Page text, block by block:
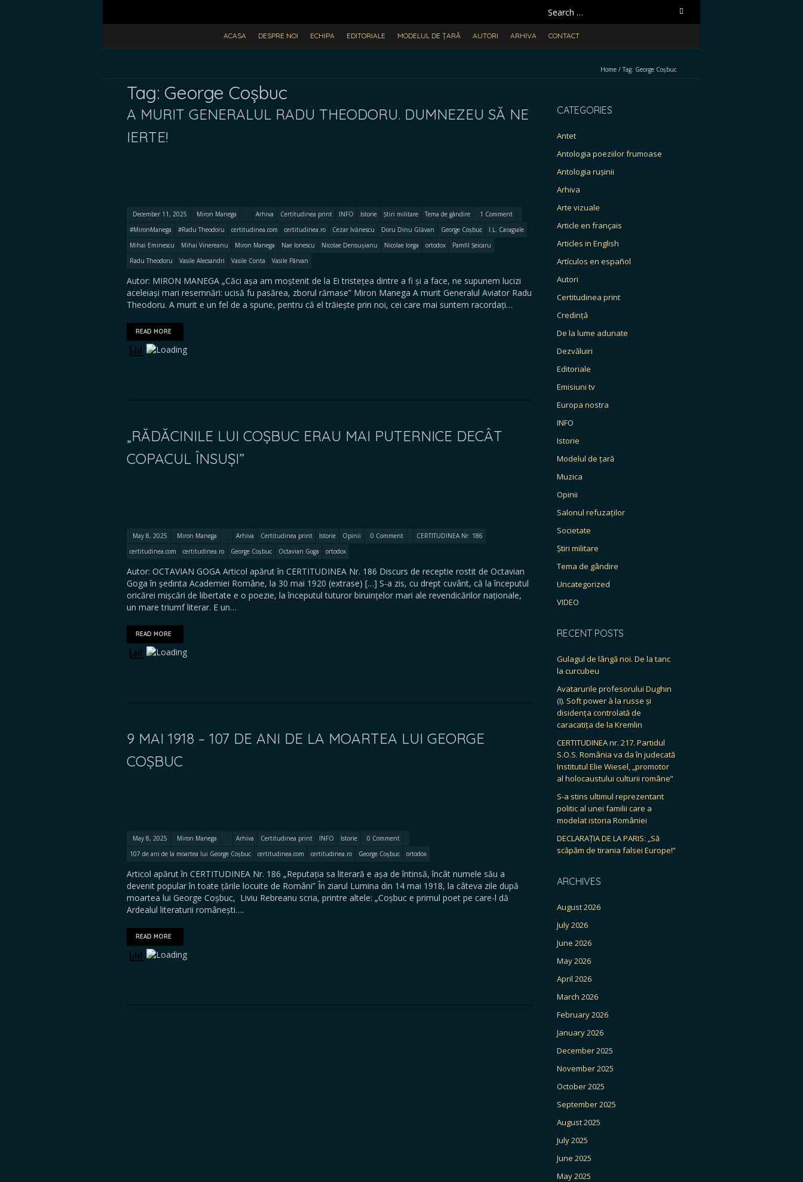
Search
for:
ACASA DESPRE NOI ECHIPA EDITORIALE MODELUL DE ȚARĂ AUTORI ARHIVA CONTACT
Home / Tag: George Coșbuc
Tag: George Coșbuc
A MURIT GENERALUL RADU THEODORU. DUMNEZEU SĂ NE
IERTE!
December 11, 2025 Miron Manega Arhiva Certitudinea print INFO Istorie Știri militare Tema de gândire
1 Comment
#MironManega
#Radu Theodoru certitudinea.com certitudinea.ro Cezar Ivănescu Doru Dinu Glăvan George Coșbuc
I.L. Caragiale
Mihai Eminescu
Mihai Vinereanu Miron Manega Nae Ionescu Nicolae Densușianu Nicolae Iorga ortodox
Pamfil Șeicaru
Radu Theodoru
Vasile Alecsandri Vasile Conta Vasile Pârvan
Autor: MIRON MANEGA „Căci așa am moștenit de la Ei tristețea dintre a fi și a face, ne supunem lucizi
aceleiași mari resemnări: ucisă fu pasărea, zborul rămase” Miron Manega A murit Generalul Aviator Radu
Theodoru. A murit e un fel de a spune, pentru că el trăiește prin noi, cei care mai suntem racordați…
READ MORE
„RĂDĂCINILE LUI COȘBUC ERAU MAI PUTERNICE DECÂT
COPACUL ÎNSUȘI”
May 8, 2025 Miron Manega Arhiva Certitudinea print Istorie Opinii 0 Comment
CERTITUDINEA Nr. 186
certitudinea.com
certitudinea.ro George Coșbuc Octavian Goga ortodox
Autor: OCTAVIAN GOGA Articol apărut în CERTITUDINEA Nr. 186 Discurs de receptie rostit de Octavian
Goga în ședinta Academiei Române, la 30 mai 1920 (extrase) […] S-a zis, cu drept cuvânt, că la începutul
oricărei mișcări de libertate e o poezie, la începutul tuturor biruințelor mari ale revendicărilor naționale,
un mare triumf literar. E un…
READ MORE
9 MAI 1918 – 107 DE ANI DE LA MOARTEA LUI GEORGE
COȘBUC
May 8, 2025 Miron Manega Arhiva Certitudinea print INFO Istorie
0 Comment
107 de ani de la moartea lui George Coșbuc
certitudinea.com certitudinea.ro George Coșbuc ortodox
Articol apărut în CERTITUDINEA Nr. 186 „Reputația sa literară e așa de întinsă, încât numele său a
devenit popular în toate țările locuite de Români” În ziarul Lumina din 14 mai 1918, la câteva zile după
moartea lui George Coșbuc, Liviu Rebreanu scria, printre altele: „Coșbuc e primul poet pe care-l dă
Ardealul literaturii românești….
READ MORE
CATEGORIES
Antet
Antologia poeziilor frumoase
Antologia rușinii
Arhiva
Arte vizuale
Article en français
Articles in English
Artículos en español
Autori
Certitudinea print
Credință
De la lume adunate
Dezvăluiri
Editoriale
Emisiuni tv
Europa nostra
INFO
Istorie
Modelul de țară
Muzica
Opinii
Salonul refuzaților
Societate
Știri militare
Tema de gândire
Uncategorized
VIDEO
RECENT POSTS
Gulagul de lângă noi. De la tanc
la curcubeu
Avatarurile profesorului Dughin
(I). Soft power à la russe și
disidența controlată de
caracatița de la Kremlin
CERTITUDINEA nr. 217. Partidul
S.O.S. România va da în judecată
Institutul Elie Wiesel, „promotor
al holocaustului culturii române”
S-a stins ultimul reprezentant
politic al unei familii care a
modelat istoria României
DECLARAȚIA DE LA PARIS: „Să
scăpăm de tirania falsei Europe!”
ARCHIVES
August 2026
July 2026
June 2026
May 2026
April 2026
March 2026
February 2026
January 2026
December 2025
November 2025
October 2025
September 2025
August 2025
July 2025
June 2025
May 2025